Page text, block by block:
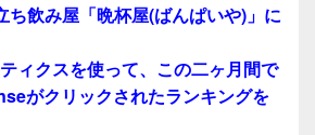
ち飲み屋「晩杯屋(ばんぱいや)」に
ィクスを使って、この二ヶ月間で
がクリックされたランキングを